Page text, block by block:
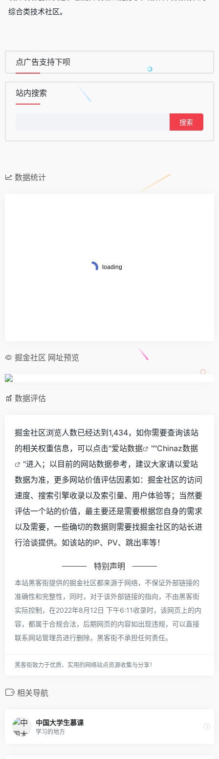
综合类技术社区。
点广告支持下呗
站内搜索
数据统计
掘金社区 网址预览
数据评估
掘金社区浏览人数已经达到1,434，如你需要查询该站
的相关权重信息，可以点击"爱站数据 ""Chinaz数据
"进入；以目前的网站数据参考，建议大家请以爱站
数据为准，更多网站价值评估因素如：掘金社区的访问
速度、搜索引擎收录以及索引量、用户体验等；当然要
评估一个站的价值，最主要还是需要根据您自身的需求
以及需要，一些确切的数据则需要找掘金社区的站长进
行洽谈提供。如该站的IP、PV、跳出率等！
特别声明
本站黑客街提供的掘金社区都来源于网络，不保证外部链接的
准确性和完整性，同时，对于该外部链接的指向，不由黑客街
实际控制，在2022年8月12日 下午6:11收录时，该网页上的内
容，都属于合规合法，后期网页的内容如出现违规，可以直接
联系网站管理员进行删除，黑客街不承担任何责任。
黑客街致力于优质、实用的网络站点资源收集与分享！
相关导航
中国大学生慕课
学习的地方